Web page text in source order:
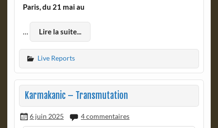
Paris, du 21 mai au
… Lire la suite...
Live Reports
Karmakanic – Transmutation
6 juin 2025 4 commentaires